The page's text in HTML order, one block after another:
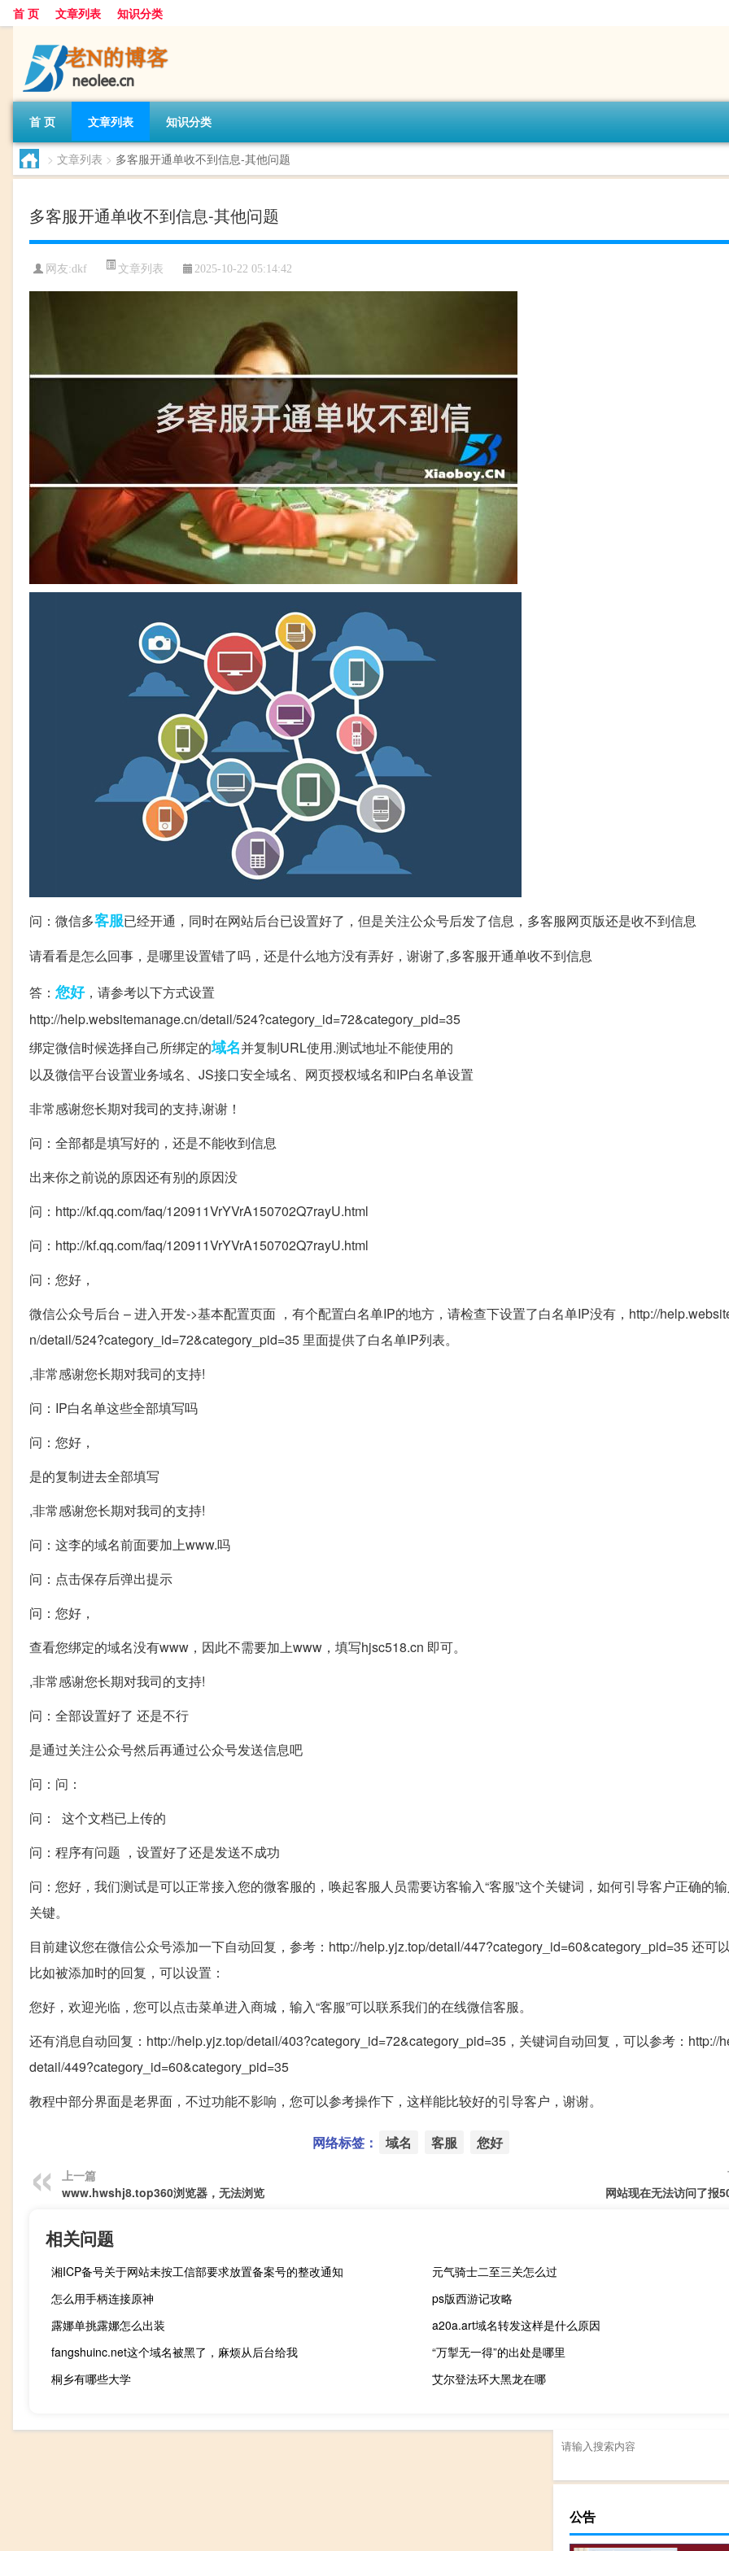
首 页 文章列表 知识分类
首 页 文章列表 知识分类
> 文章列表 > 多客服开通单收不到信息-其他问题
多客服开通单收不到信息-其他问题
网友:dkf 文章列表 2025-10-22 05:14:42
问：微信多客服已经开通，同时在网站后台已设置好了，但是关注公众号后发了信息，多客服网页版还是收不到信息
请看看是怎么回事，是哪里设置错了吗，还是什么地方没有弄好，谢谢了,多客服开通单收不到信息
答： 您好，请参考以下方式设置
http://help.websitemanage.cn/detail/524?category_id=72&category_pid=35
绑定微信时候选择自己所绑定的域名并复制URL使用.测试地址不能使用的
以及微信平台设置业务域名、JS接口安全域名、网页授权域名和IP白名单设置
非常感谢您长期对我司的支持,谢谢！
问：全部都是填写好的，还是不能收到信息
出来你之前说的原因还有别的原因没
问：http://kf.qq.com/faq/120911VrYVrA150702Q7rayU.html
问：http://kf.qq.com/faq/120911VrYVrA150702Q7rayU.html
问：您好，
微信公众号后台 – 进入开发->基本配置页面 ，有个配置白名单IP的地方，请检查下设置了白名单IP没有，http://
n/detail/524?category_id=72&category_pid=35 里面提供了白名单IP列表。
,非常感谢您长期对我司的支持!
问：IP白名单这些全部填写吗
问：您好，
是的复制进去全部填写
,非常感谢您长期对我司的支持!
问：这李的域名前面要加上www.吗
问：点击保存后弹出提示
问：您好，
查看您绑定的域名没有www，因此不需要加上www，填写hjsc518.cn 即可。
,非常感谢您长期对我司的支持!
问：全部设置好了 还是不行
是通过关注公众号然后再通过公众号发送信息吧
问：问：
问： 这个文档已上传的
问：程序有问题 ，设置好了还是发送不成功
问：您好，我们测试是可以正常接入您的微客服的，唤起客服人员需要访客输入“客服”这个关键词，如何引导客户正确的
关键。
目前建议您在微信公众号添加一下自动回复，参考：http://help.yjz.top/detail/447?category_id=60&category_pid=35 还可
比如被添加时的回复，可以设置：
您好，欢迎光临，您可以点击菜单进入商城，输入“客服”可以联系我们的在线微信客服。
还有消息自动回复：http://help.yjz.top/detail/403?category_id=72&category_pid=35，关键词自动回复，可以参考：http://
detail/449?category_id=60&category_pid=35
教程中部分界面是老界面，不过功能不影响，您可以参考操作下，这样能比较好的引导客户，谢谢。
网络标签： 域名 客服 您好
上一篇
www.hwshj8.top360浏览器，无法浏览
网站现在无法访问了报
相关问题
湘ICP备号关于网站未按工信部要求放置备案号的整改通知
元气骑士二至三关怎么过
怎么用手柄连接原神
ps版西游记攻略
露娜单挑露娜怎么出装
a20a.art域名转发这样是什么原因
fangshuinc.net这个域名被黑了，麻烦从后台给我
“万掣无一得”的出处是哪里
桐乡有哪些大学
艾尔登法环大黑龙在哪
公告